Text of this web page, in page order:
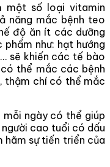
một số loại vitamin
năng mắc bệnh teo
độ ăn ít các dưỡng
như: hạt hướng
sẽ khiến các tế bào
thể mắc các bệnh
thậm chí có thể mắc
ngày có thể giúp
cao tuổi có dấu
hãm sự tiến triển của